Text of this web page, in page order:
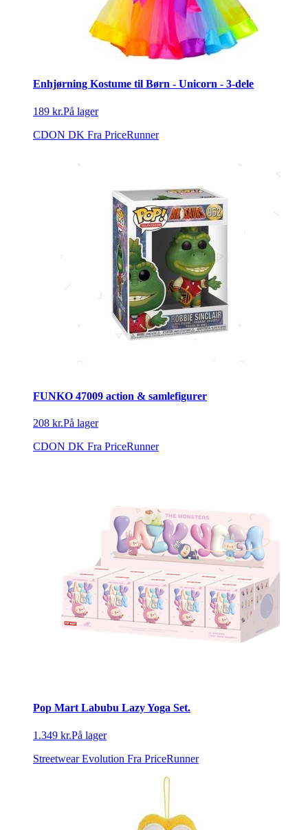
Enhjørning Kostume til Børn - Unicorn - 3-dele
189 kr.På lager
CDON DK Fra PriceRunner
FUNKO 47009 action & samlefigurer
208 kr.På lager
CDON DK Fra PriceRunner
Pop Mart Labubu Lazy Yoga Set.
1.349 kr.På lager
Streetwear Evolution Fra PriceRunner